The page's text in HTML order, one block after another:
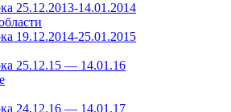
25.12.2013-14.01.2014
19.12.2014-25.01.2015
25.12.15 — 14.01.16
24.12.16 — 14.01.17